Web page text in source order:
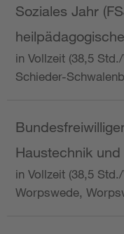
Soziales Jahr
in Vollzeit (38,5
Schieder-
Haustechnik
in Vollzeit (38,5
Worpswede,